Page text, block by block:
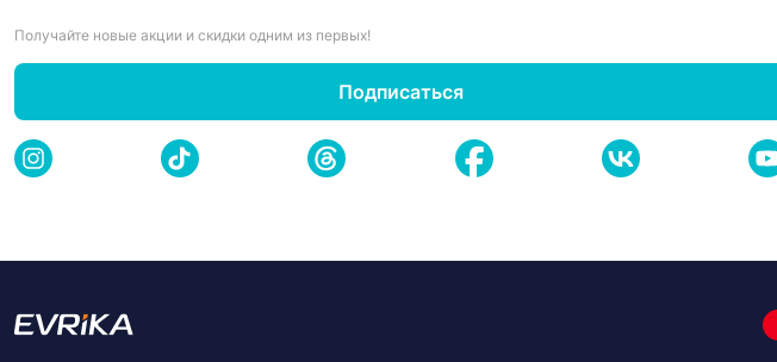
Получайте новые акции и скидки одним из первых!
Подписаться